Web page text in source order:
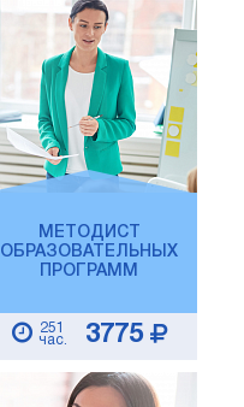
МЕТОДИСТ
ОБРАЗОВАТЕЛЬНЫХ
ПРОГРАММ
251
час.
3775